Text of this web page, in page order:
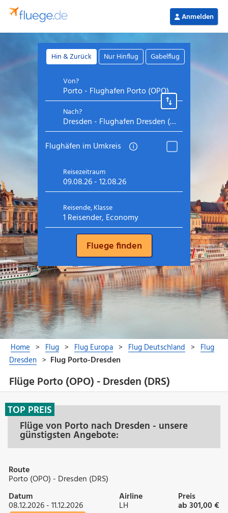
Flüge Porto (OPO) - Dresden (DRS)
Flüge von Porto nach Dresden - unsere
günstigsten Angebote:
TOP PREIS
Route
Porto (OPO) - Dresden (DRS)
Datum
08.12.2026 - 11.12.2026
Airline
LH
Preis
ab 301,00 €